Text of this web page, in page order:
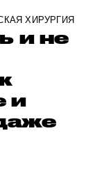
ХИРУРГИЯ
и не
и